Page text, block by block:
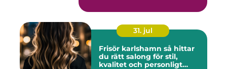
31. jul
Frisör karlshamn så hittar
du rätt salong för stil,
kvalitet och personligt